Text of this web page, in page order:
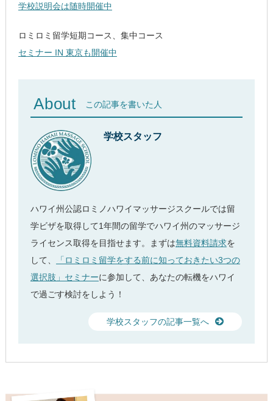
学校説明会は随時開催中
ロミロミ留学短期コース、集中コース
セミナー IN 東京も開催中
About この記事を書いた人
学校スタッフ
ハワイ州公認ロミノハワイマッサージスクールでは留
学ビザを取得して1年間の留学でハワイ州のマッサージ
ライセンス取得を目指せます。まずは無料資料請求を
して、
「ロミロミ留学をする前に知っておきたい3つの
選択肢」セミナーに参加して、あなたの転機をハワイ
で過ごす検討をしよう！
学校スタッフの記事一覧へ